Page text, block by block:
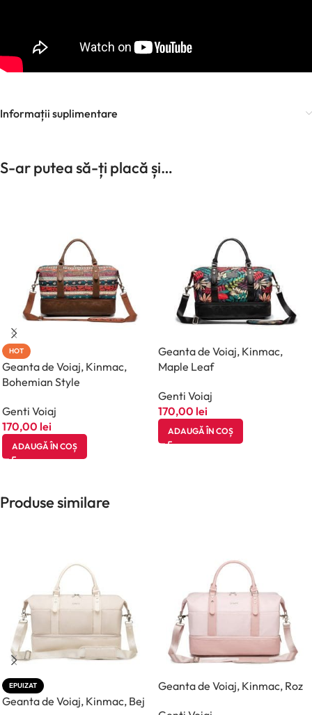
Informații suplimentare
S-ar putea să-ți placă și…
HOT
Geanta de Voiaj, Kinmac,
Bohemian Style
Genti Voiaj
170,00 lei
ADAUGĂ ÎN COȘ
Geanta de Voiaj, Kinmac,
Maple Leaf
Genti Voiaj
170,00 lei
ADAUGĂ ÎN COȘ
Produse similare
EPUIZAT
Geanta de Voiaj, Kinmac, Bej
Geanta de Voiaj, Kinmac, Roz